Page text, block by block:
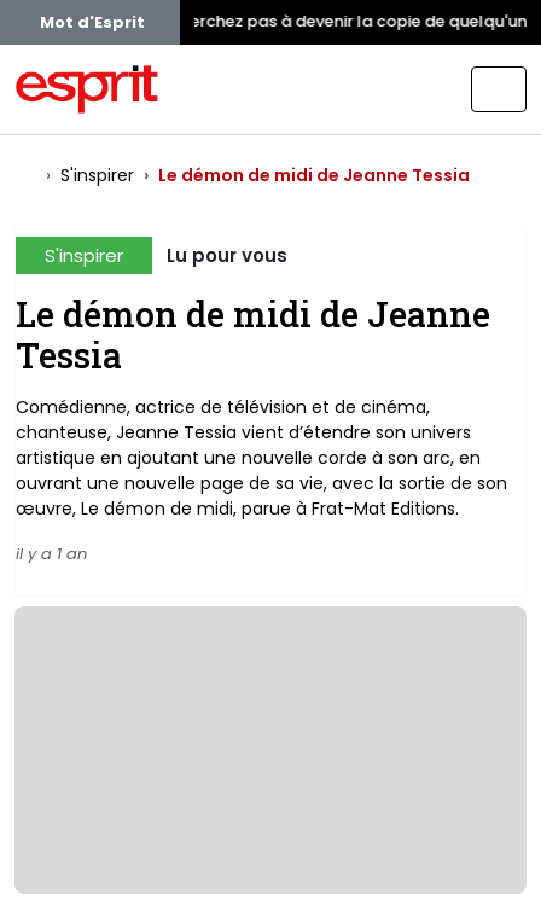
Mot d'EspritNe cherchez pas à devenir la copie de quelqu'un.
S'inspirer Le démon de midi de Jeanne Tessia
S'inspirer Lu pour vous
Le démon de midi de Jeanne
Tessia
Comédienne, actrice de télévision et de cinéma,
chanteuse, Jeanne Tessia vient d’étendre son univers
artistique en ajoutant une nouvelle corde à son arc, en
ouvrant une nouvelle page de sa vie, avec la sortie de son
œuvre, Le démon de midi, parue à Frat-Mat Editions.
il y a 1 an